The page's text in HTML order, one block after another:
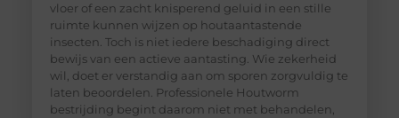
vloer of een zacht knisperend geluid in een stille
ruimte kunnen wijzen op houtaantastende
insecten. Toch is niet iedere beschadiging direct
bewijs van een actieve aantasting. Wie zekerheid
wil, doet er verstandig aan om sporen zorgvuldig te
laten beoordelen. Professionele Houtworm
bestrijding begint daarom niet met behandelen,